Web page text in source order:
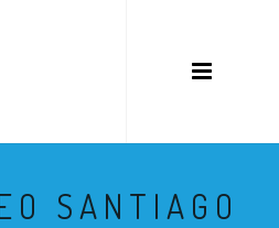
SANTIAGO